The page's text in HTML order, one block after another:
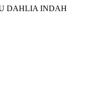
DAHLIA INDAH